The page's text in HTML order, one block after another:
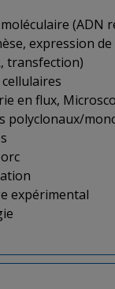
(ADN
expression
transfection)
en flux,
polyclonaux/
expérimental